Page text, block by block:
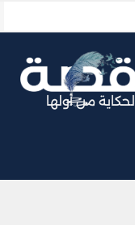
الحكاية من أولها